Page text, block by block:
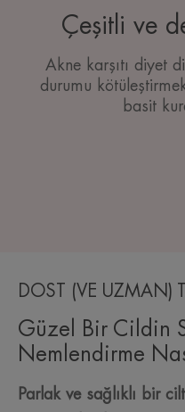
Çeşitli ve
Akne karşıtı diyet
durumu
basit
DOST (VE UZMAN)
Güzel Bir Cildin
Nemlendirme
Parlak ve sağlıklı bir cilt